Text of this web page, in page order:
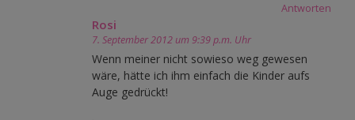
Antworten
Rosi
7. September 2012 um 9:39 p.m. Uhr
Wenn meiner nicht sowieso weg gewesen
wäre, hätte ich ihm einfach die Kinder aufs
Auge gedrückt!